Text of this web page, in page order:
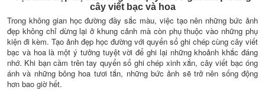
cây viết bạc và hoa
Trong không gian học đường đầy sắc màu, việc tạo nên những bức ảnh
đẹp không chỉ dừng lại ở khung cảnh mà còn phụ thuộc vào những phụ
kiện đi kèm. Tạo ảnh đẹp học đường với quyển sổ ghi chép cùng cây viết
bạc và hoa là một ý tưởng tuyệt vời để ghi lại những khoảnh khắc đáng
nhớ. Khi bạn cầm trên tay quyển sổ ghi chép xinh xắn, cây viết bạc óng
ánh và những bông hoa tươi tắn, những bức ảnh sẽ trở nên sống động
hơn bao giờ hết.